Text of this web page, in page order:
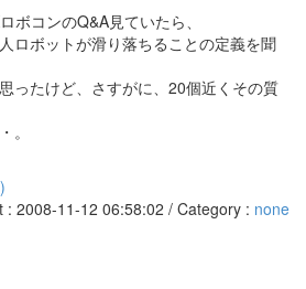
ボコンのQ&A見ていたら、
ロボットが滑り落ちることの定義を聞
ったけど、さすがに、20個近くその質
。
: 2008-11-12 06:58:02 / Category : none